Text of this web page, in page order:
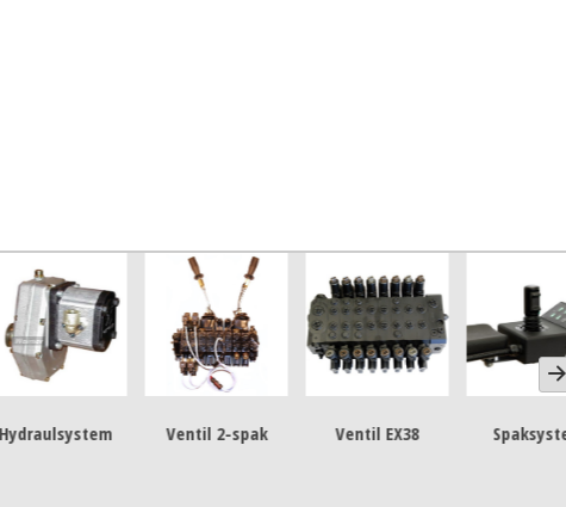
Ventil 2-spak Ventil EX38 Spaksystem